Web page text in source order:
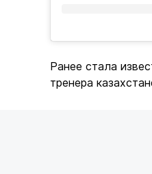
Ранее стала
тренера